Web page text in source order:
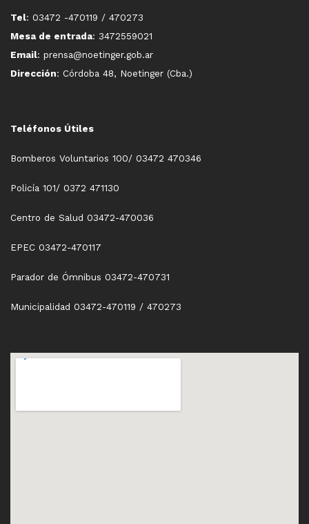
Tel: 03472 -470119 / 470273
Mesa de entrada: 3472559021
Email: prensa@noetinger.gob.ar
Dirección: Córdoba 48, Noetinger (Cba.)
Teléfonos Útiles
Bomberos Voluntarios 100/ 03472 470346
Policía 101/ 0372 471130
Centro de Salud 03472-470036
EPEC 03472-470117
Parador de Ómnibus 03472-470731
Municipalidad 03472-470119 / 470273